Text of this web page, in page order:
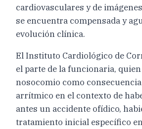
cardiovasculares y de
se encuentra compensada y
evolución clínica.
El Instituto Cardiológico de
el parte de la funcionaria,
nosocomio como
arrítmico en el contexto de
antes un accidente ofídico,
tratamiento inicial específico